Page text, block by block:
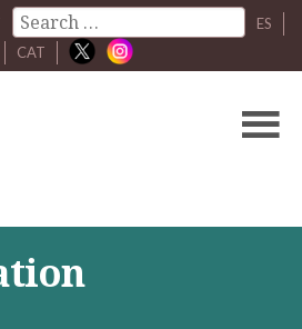
ES
CAT